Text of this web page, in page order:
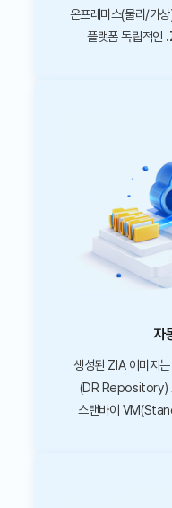
온프레미스(물리/가
플랫폼 독립적인
자
생성된 ZIA 이미지
(DR Repository)
스탠바이